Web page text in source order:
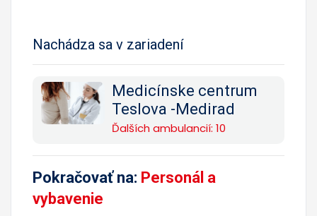
Nachádza sa v zariadení
Medicínske centrum
Teslova -Medirad
Ďalších ambulancií: 10
Pokračovať na: Personál a
vybavenie